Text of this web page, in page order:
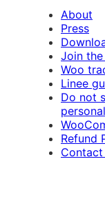
About
Press
Join
Woo
Linee
Do not
Refund
Contact